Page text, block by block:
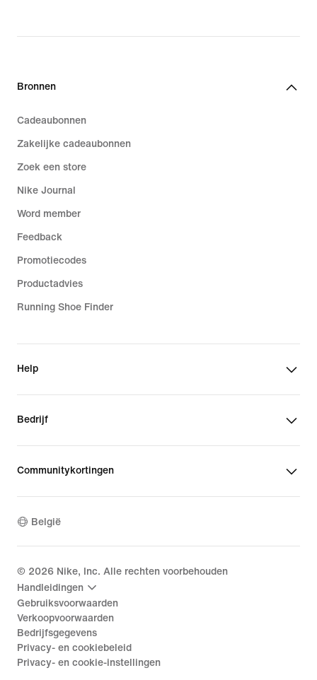
Bronnen
Cadeaubonnen
Zakelijke cadeaubonnen
Zoek een store
Nike Journal
Word member
Feedback
Promotiecodes
Productadvies
Running Shoe Finder
Help
Bedrijf
Communitykortingen
België
© 2026 Nike, Inc. Alle rechten voorbehouden
Handleidingen
Gebruiksvoorwaarden
Verkoopvoorwaarden
Bedrijfsgegevens
Privacy- en cookiebeleid
Privacy- en cookie-instellingen